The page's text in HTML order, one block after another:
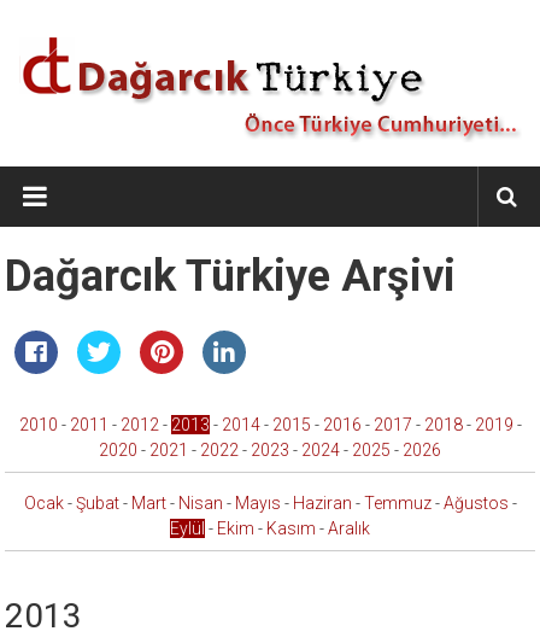
Dağarcık
Türkiye
Önce
Türkiye
Dağarcık Türkiye Arşivi
2010 - 2011 - 2012 - 2013 - 2014- 2015 - 2016 - 2017 - 2018- 2019 -
2020 - 2021 - 2022 - 2023 - 2024- 2025 - 2026
Ocak-Şubat- Mart- Nisan - Mayıs - Haziran -Temmuz-Ağustos -
Eylül - Ekim - Kasım -Aralık
2013